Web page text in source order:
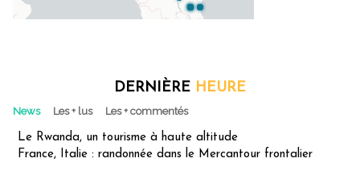
DERNIÈRE HEURE
News Les + lus Les + commentés
Le Rwanda, un tourisme à haute altitude
France, Italie : randonnée dans le Mercantour frontalier